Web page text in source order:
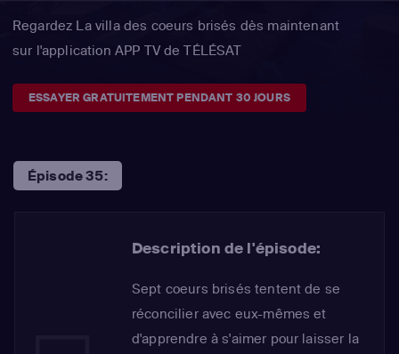
Regardez La villa des coeurs brisés dès maintenant
sur l'application APP TV de TÉLÉSAT
ESSAYER GRATUITEMENT PENDANT 30 JOURS
Épisode 35:
Description de l'épisode:
Sept coeurs brisés tentent de se
réconcilier avec eux-mêmes et
d'apprendre à s'aimer pour laisser la